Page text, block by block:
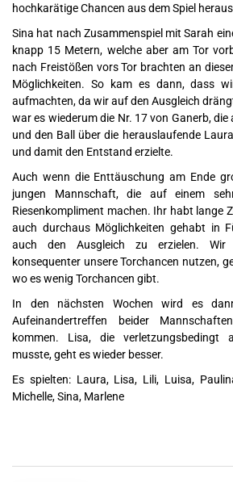
hochkarätige Chancen aus dem Spiel
Sina hat nach Zusammenspiel mit Sarah
knapp 15 Metern, welche aber am Tor
nach Freistößen vors Tor brachten an
Möglichkeiten. So kam es dann, dass
aufmachten, da wir auf den Ausgleich
war es wiederum die Nr. 17 von Ganerb,
und den Ball über die herauslaufende
und damit den Entstand erzielte.
Auch wenn die Enttäuschung am Ende
jungen Mannschaft, die auf einem
Riesenkompliment machen. Ihr habt lange
auch durchaus Möglichkeiten gehabt in
auch den Ausgleich zu erzielen.
konsequenter unsere Torchancen nutzen,
wo es wenig Torchancen gibt.
In den nächsten Wochen wird es
Aufeinandertreffen beider
kommen. Lisa, die verletzungsbedingt
musste, geht es wieder besser.
Es spielten: Laura, Lisa, Lili, Luisa,
Michelle, Sina, Marlene